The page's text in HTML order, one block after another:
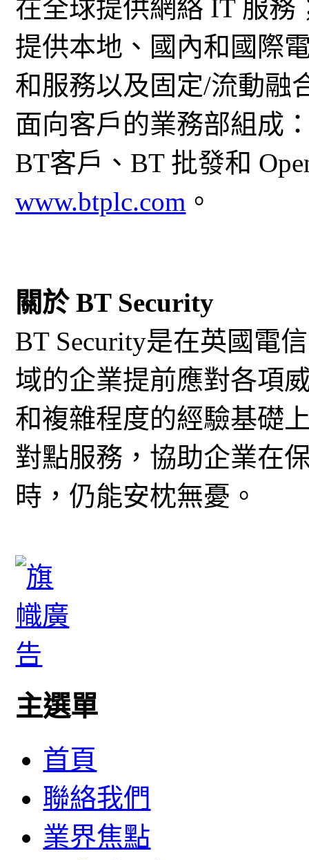
在全球提供網絡 IT 服務
提供本地、國內和國際
和服務以及固定/流動融
面向客戶的業務部組成
BT客戶、BT 批發和
www.btplc.com 。
關於 BT Security
BT Security是在英國電
域的企業提前應對各項
和複雜程度的經驗基礎
對點服務，協助企業在
時，仍能安枕無憂。
主選單
首頁
聯絡我們
業界焦點